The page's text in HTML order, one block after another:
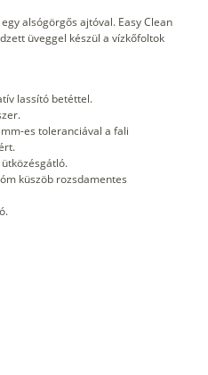
alsógörgős ajtóval. Easy Clean
üveggel készül a vízkőfoltok
lassító betéttel.
es toleranciával a fali
küszöb rozsdamentes